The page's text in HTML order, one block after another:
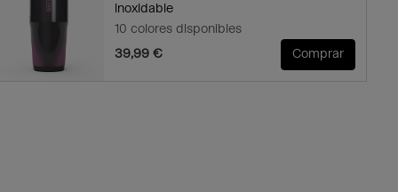
inoxidable
10 colores disponibles
39,99 €
Comprar